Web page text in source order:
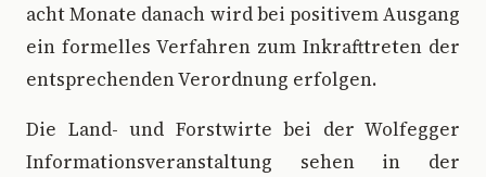
acht Monate danach wird bei positivem Ausgang
ein formelles Verfahren zum Inkrafttreten der
entsprechenden Verordnung erfolgen.
Die Land- und Forstwirte bei der Wolfegger
Informationsveranstaltung sehen in der